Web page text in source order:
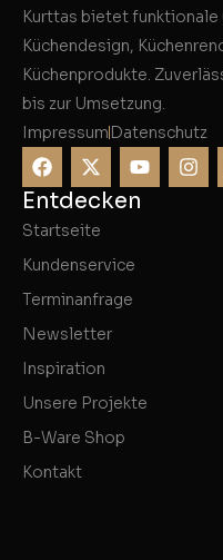
Kurttas bietet funktionale
Küchendesign,
Küchenprodukte.
bis zur Umsetzung.
Impressum Datenschutz
Entdecken
Startseite
Kundenservice
Terminanfrage
Newsletter
Inspiration
Unsere Projekte
B-Ware Shop
Kontakt